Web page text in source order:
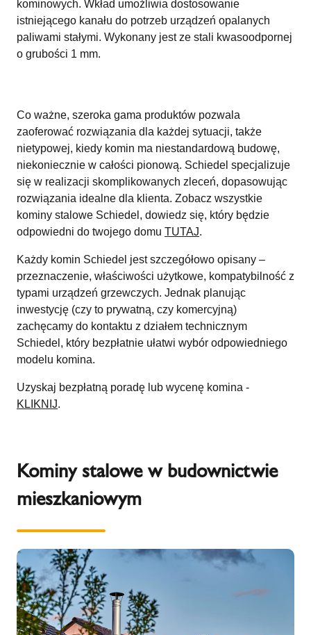
kominowych. Wkład umożliwia dostosowanie
istniejącego kanału do potrzeb urządzeń opalanych
paliwami stałymi. Wykonany jest ze stali kwasoodpornej
o grubości 1 mm.
Co ważne, szeroka gama produktów pozwala
zaoferować rozwiązania dla każdej sytuacji, także
nietypowej, kiedy komin ma niestandardową budowę,
niekoniecznie w całości pionową. Schiedel specjalizuje
się w realizacji skomplikowanych zleceń, dopasowując
rozwiązania idealne dla klienta. Zobacz wszystkie
kominy stalowe Schiedel, dowiedz się, który będzie
odpowiedni do twojego domu TUTAJ.
Każdy komin Schiedel jest szczegółowo opisany –
przeznaczenie, właściwości użytkowe, kompatybilność z
typami urządzeń grzewczych. Jednak planując
inwestycję (czy to prywatną, czy komercyjną)
zachęcamy do kontaktu z działem technicznym
Schiedel, który bezpłatnie ułatwi wybór odpowiedniego
modelu komina.
Uzyskaj bezpłatną poradę lub wycenę komina -
KLIKNIJ.
Kominy stalowe w budownictwie
mieszkaniowym